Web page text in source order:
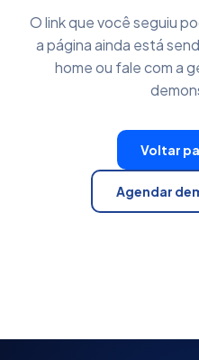
O link que você seguiu
a página ainda está
home ou fale com a
Voltar
Agendar